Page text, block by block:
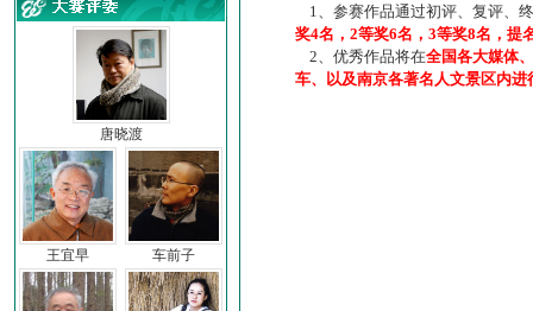
唐晓渡
王宜早 车前子
1、参赛作品通过初评、复评、
奖4名，2等奖6名，3等奖8名，提
2、优秀作品将在全国各大媒体
车、以及南京各著名人文景区内进